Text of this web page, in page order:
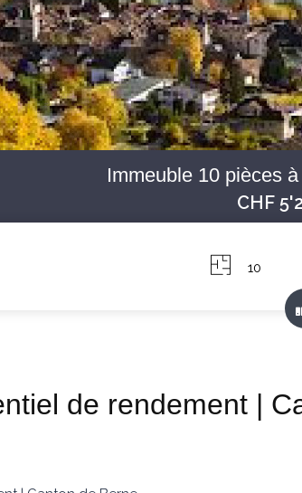
Immeuble 10 pièces
CHF
10
de rendement |